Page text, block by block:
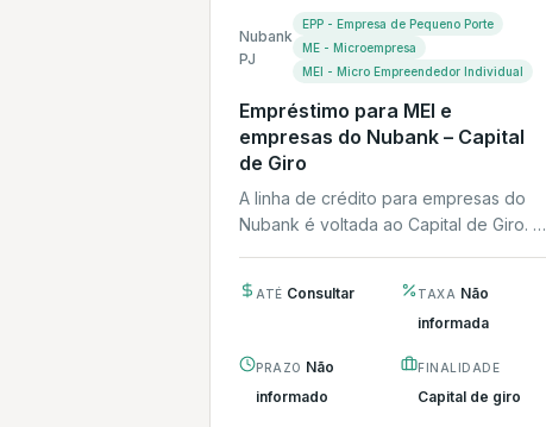
Nubank
PJ
EPP - Empresa de Pequeno Porte
ME - Microempresa
MEI - Micro Empreendedor Individual
Empréstimo para MEI e
empresas do Nubank – Capital
de Giro
A linha de crédito para empresas do
Nubank é voltada ao Capital de Giro. O
ATÉ Consultar TAXA Não
informada
PRAZO Não
informado
FINALIDADE
Capital de giro